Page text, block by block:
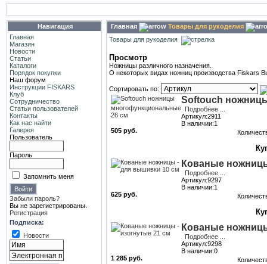
Навигация
Главная
Магазин
Новости
Статьи
Каталоги
Порядок покупки
Наш форум
Инструкции FISKARS
Клуб
Сотрудничество
Статьи пользователей
Контакты
Как нас найти
Галерея
Пользователь
Пароль
Запомнить меня
Забыли пароль?
Вы не зарегистрированы.
Регистрация
Подписка:
Новости
Главная
Товары для рукоделия
Товары для рукоделия
Просмотр
Ножницы различного назначения.
О некоторых видах ножниц производства Fiskars
Сортировать по:
Softouch
Подробнее ...
Артикул:2911
В наличии:1
505 руб.
Кованые
Подробнее ...
Артикул:9297
В наличии:1
625 руб.
Кованые
Подробнее ...
Артикул:9298
В наличии:0
1 285 руб.